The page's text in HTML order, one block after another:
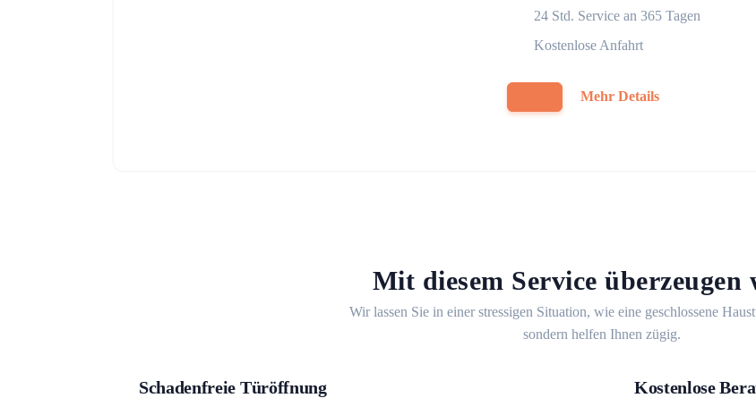
24 Std. Service an 365 Tagen
Kostenlose Anfahrt
Mehr Details
Mit diesem Service überzeugen
Wir lassen Sie in einer stressigen Situation, wie eine geschlossene
sondern helfen Ihnen zügig.
Schadenfreie Türöffnung Kostenlose